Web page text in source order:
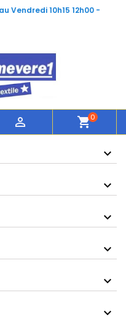
Vendredi 10h15 12h00 -
 shopping_cart0